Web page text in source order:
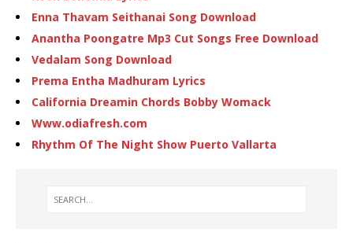
Enna Thavam Seithanai Song Download
Anantha Poongatre Mp3 Cut Songs Free Download
Vedalam Song Download
Prema Entha Madhuram Lyrics
California Dreamin Chords Bobby Womack
Www.odiafresh.com
Rhythm Of The Night Show Puerto Vallarta